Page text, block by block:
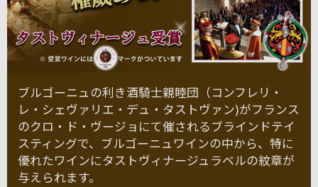
ブルゴーニュの利き酒騎士親睦団（コンフレリ・
レ・シェヴァリエ・デュ・タストヴァン)がフランス
のクロ・ド・ヴージョにて催されるブラインドテイ
スティングで、ブルゴーニュワインの中から、特に
優れたワインにタストヴィナージュラベルの紋章が
与えられます。